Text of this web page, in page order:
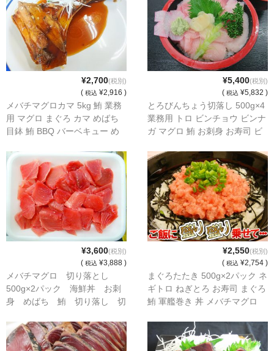
¥2,700(税別)
( 税込 ¥2,916 )
メバチマグロカマ 5kg 鮪 業務
用 マグロ まぐろ カマ めばち
目鉢 鮪 BBQ バーベキュー め
¥5,400(税別)
( 税込 ¥5,832 )
とろびんちょう切落し 500g×4
業務用 トロ ビンチョウ ビンナ
ガ マグロ 鮪 お刺身 お寿司 ビ
ぐろ びんながまぐろ 尾長
¥3,600(税別)
( 税込 ¥3,888 )
メバチマグロ 切り落とし
500g×2パック 海鮮丼 お刺
身 めばち 鮪 切り落し 切
ぐろ
¥2,550(税別)
( 税込 ¥2,754 )
まぐろたたき 500g×2パック ネ
ギトロ ねぎとろ お寿司 まぐろ
鮪 軍艦巻き 丼 メバチマグロ